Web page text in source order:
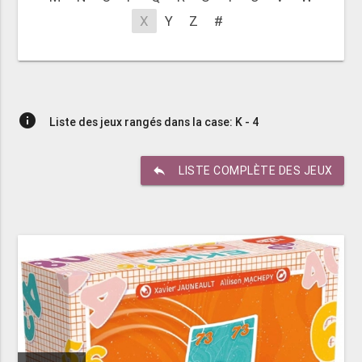
X
Y Z #
info Liste des jeux rangés dans la case: K - 4
reply LISTE COMPLÈTE DES JEUX